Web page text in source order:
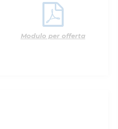
Modulo per offerta